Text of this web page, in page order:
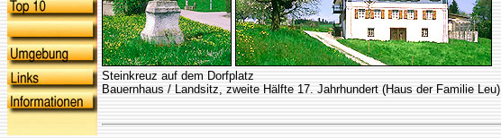
Steinkreuz auf dem Dorfplatz
Bauernhaus / Landsitz, zweite Hälfte 17. Jahrhundert (Haus der Familie Leu)